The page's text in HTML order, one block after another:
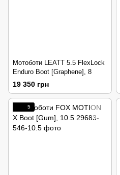
Мотоботи LEATT 5.5 FlexLock
Enduro Boot [Graphene], 8
19 350 грн
5